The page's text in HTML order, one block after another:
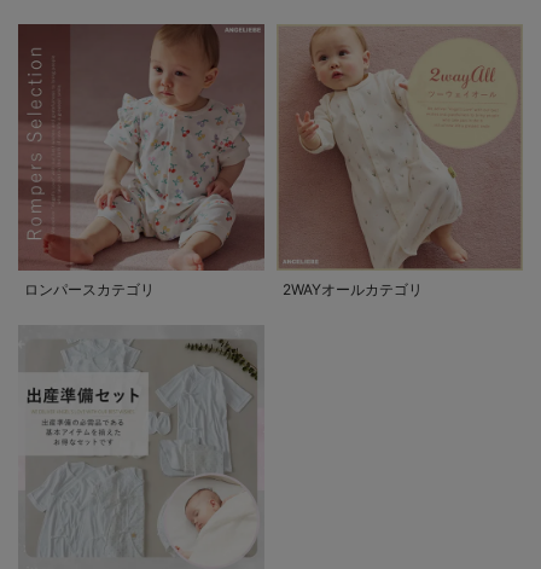
ロンパースカテゴリ 2WAYオールカテゴリ